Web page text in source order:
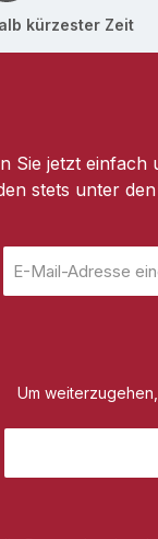
kürzester Zeit
Sie jetzt einfach
stets unter
Mail-
Um